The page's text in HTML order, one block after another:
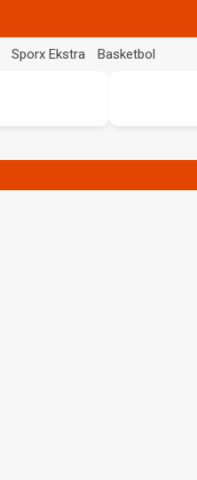
Sporx Ekstra Basketbol